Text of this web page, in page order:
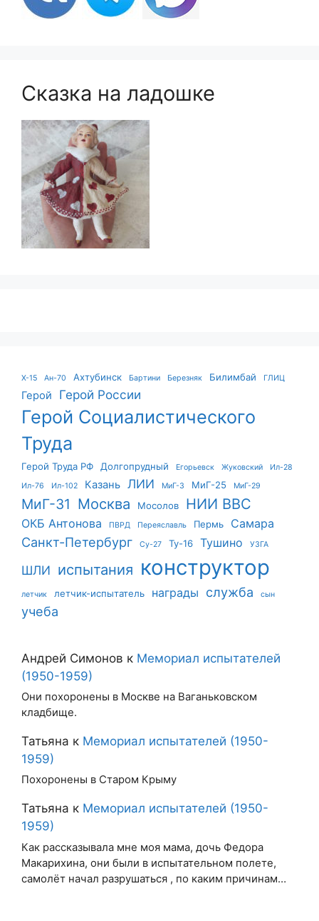
Сказка на ладошке
X-15 Ан-70 Ахтубинск Бартини Березняк Билимбай ГЛИЦ
Герой Герой России
Герой Социалистического
Труда
Герой Труда РФ Долгопрудный Егорьевск Жуковский
Ил-28
Ил-76
Ил-102 Казань ЛИИ МиГ-3 МиГ-25 МиГ-29
МиГ-31 Москва Мосолов НИИ ВВС
ОКБ Антонова ПВРД Переяславль Пермь Самара
Санкт-Петербург Су-27 Ту-16 Тушино УЗГА
ШЛИ испытания конструктор
летчик летчик-испытатель награды служба сын
учеба
Андрей Симонов к Мемориал испытателей
(1950-1959)
Они похоронены в Москве на Ваганьковском
кладбище.
Татьяна к Мемориал испытателей (1950-
1959)
Похоронены в Старом Крыму
Татьяна к Мемориал испытателей (1950-
1959)
Как рассказывала мне моя мама, дочь Федора
Макарихина, они были в испытательном полете,
самолёт начал разрушаться , по каким причинам…